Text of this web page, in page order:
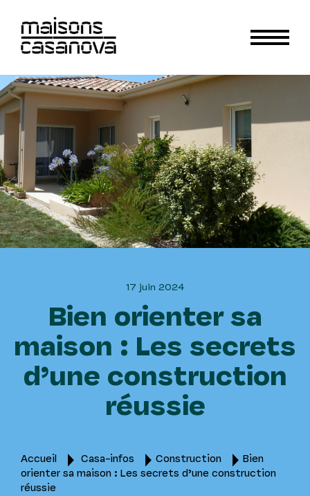
17 juin 2024
Bien orienter sa
maison : Les secrets
d’une construction
réussie
Accueil Casa-infos Construction
Bien
orienter sa maison : Les secrets d’une construction
réussie